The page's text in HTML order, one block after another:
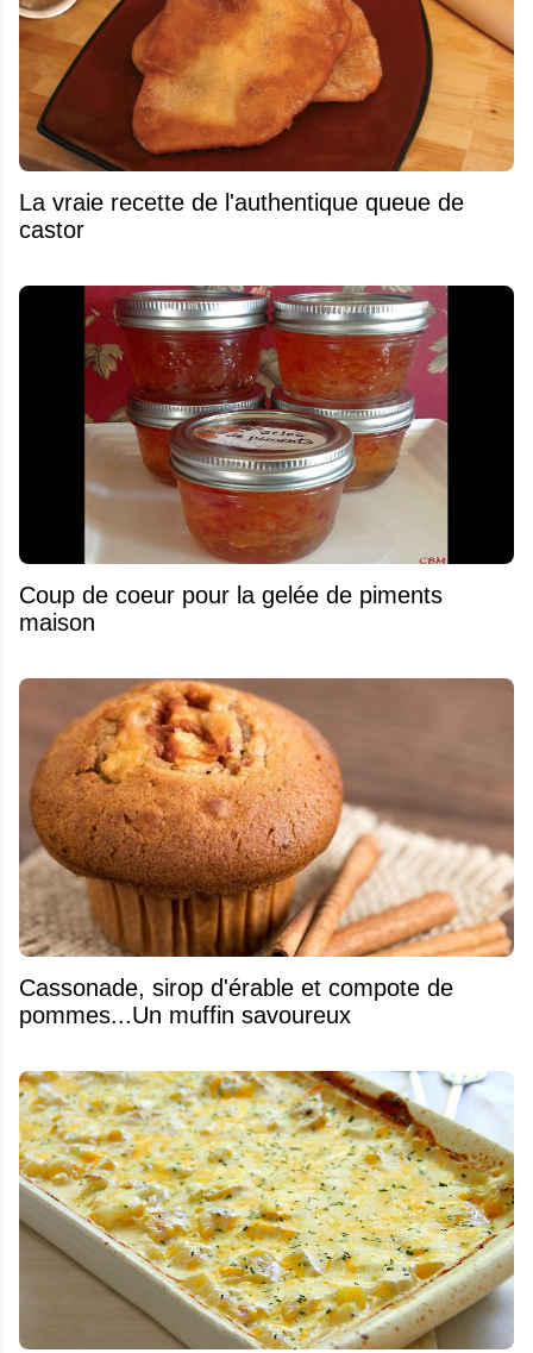
La vraie recette de l'authentique queue de
castor
Coup de coeur pour la gelée de piments
maison
​Cassonade, sirop d'érable et compote de
pommes...Un muffin savoureux